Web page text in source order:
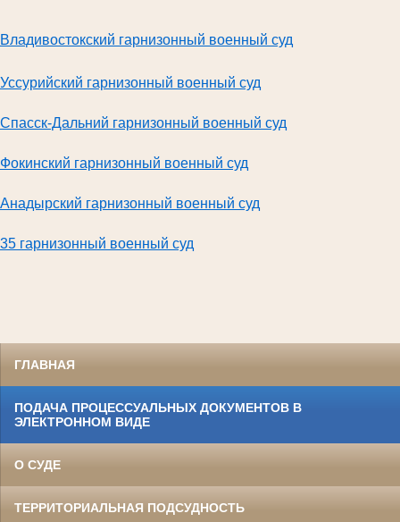
Владивостокский гарнизонный военный суд
Уссурийский гарнизонный военный суд
Спасск-Дальний гарнизонный военный суд
Фокинский гарнизонный военный суд
Анадырский гарнизонный военный суд
35 гарнизонный военный суд
ГЛАВНАЯ
ПОДАЧА ПРОЦЕССУАЛЬНЫХ ДОКУМЕНТОВ В
ЭЛЕКТРОННОМ ВИДЕ
О СУДЕ
ТЕРРИТОРИАЛЬНАЯ ПОДСУДНОСТЬ